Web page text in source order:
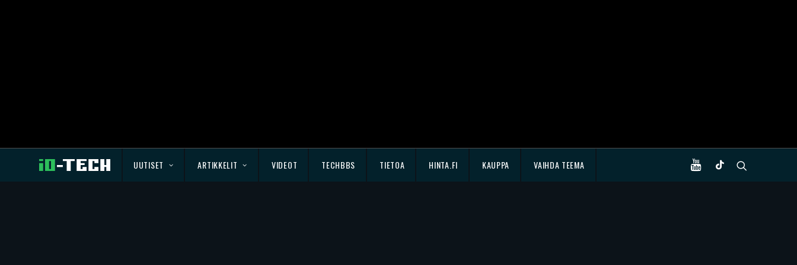
UUTISET ARTIKKELIT VIDEOT TECHBBS TIETOA HINTA.FI KAUPPA VAIHDA TEEMA